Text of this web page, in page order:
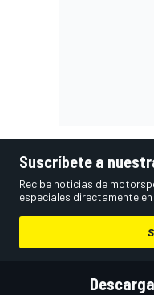
Suscríbete a
Recibe noticias de
especiales directamente